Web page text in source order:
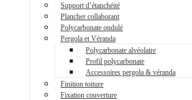
Support d’étanchéité
Plancher collaborant
Polycarbonate ondulé
Pergola et Véranda
Polycarbonate alvéolaire
Profil polycarbonate
Accessoires pergola & véranda
Finition toiture
Fixation couverture